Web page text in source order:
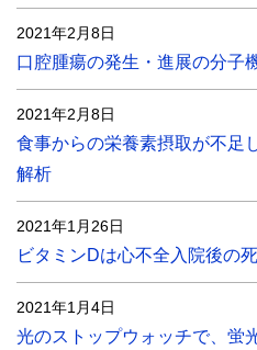
2021年2月8日
口腔腫瘍の発生・進展の分子
2021年2月8日
食事からの栄養素摂取が不足
解析
2021年1月26日
ビタミンDは心不全入院後の
2021年1月4日
光のストップウォッチで、蛍